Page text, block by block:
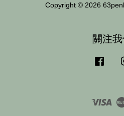
Copyright © 2026
關注我